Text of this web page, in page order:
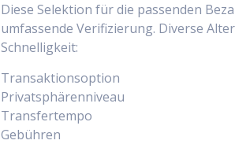
Diese Selektion für die passenden
umfassende Verifizierung. Diverse
Schnelligkeit:
Transaktionsoption
Privatsphärenniveau
Transfertempo
Gebühren